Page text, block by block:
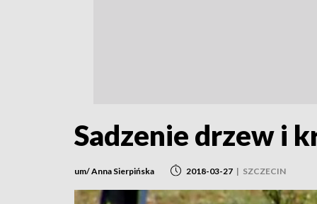
Sadzenie drzew i
um/ Anna Sierpińska 2018-03-27 | SZCZECIN